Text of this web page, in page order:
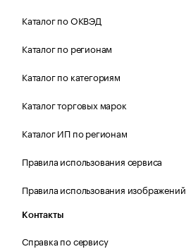
Каталог по ОКВЭД
Каталог по регионам
Каталог по категориям
Каталог торговых марок
Каталог ИП по регионам
Правила использования сервиса
Правила использования изображений
Контакты
Справка по сервису